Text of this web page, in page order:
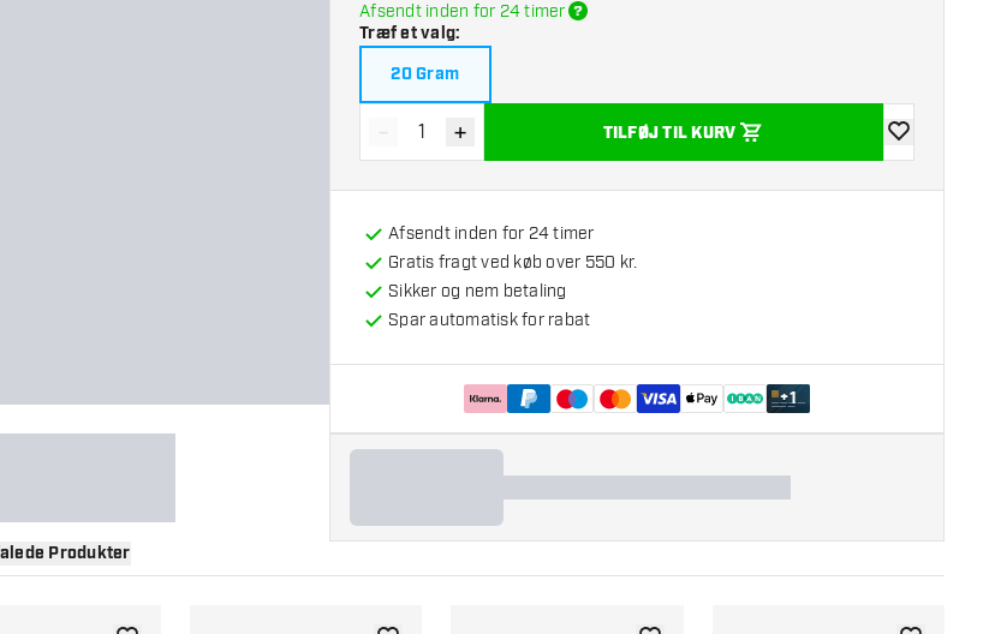
Afsendt inden for 24 timer
Træf et valg:
20 Gram
Reducér antal
- Øg antal
+ TILFØJ TIL KURV
tilføje til
Afsendt inden for 24 timer
Gratis fragt ved køb over 550 kr.
Sikker og nem betaling
Spar automatisk for rabat
+1
Produkter